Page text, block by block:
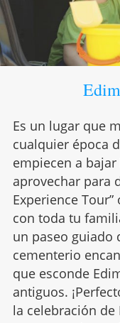
Es un lugar que
cualquier época
empiecen a
aprovechar para
Experience Tour”
con toda tu
un paseo guiado
cementerio
que esconde
antiguos.
la celebración de